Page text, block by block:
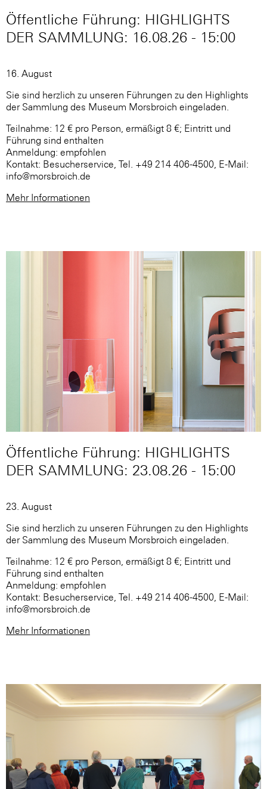
Öffentliche Führung: HIGHLIGHTS
DER SAMMLUNG: 16.08.26 - 15:00
16. August
Sie sind herzlich zu unseren Führungen zu den Highlights
der Sammlung des Museum Morsbroich eingeladen.
Teilnahme: 12 € pro Person, ermäßigt 8 €; Eintritt und
Führung sind enthalten
Anmeldung: empfohlen
Kontakt: Besucherservice, Tel. +49 214 406-4500, E-Mail:
info@morsbroich.de
Mehr Informationen
Öffentliche Führung: HIGHLIGHTS
DER SAMMLUNG: 23.08.26 - 15:00
23. August
Sie sind herzlich zu unseren Führungen zu den Highlights
der Sammlung des Museum Morsbroich eingeladen.
Teilnahme: 12 € pro Person, ermäßigt 8 €; Eintritt und
Führung sind enthalten
Anmeldung: empfohlen
Kontakt: Besucherservice, Tel. +49 214 406-4500, E-Mail:
info@morsbroich.de
Mehr Informationen